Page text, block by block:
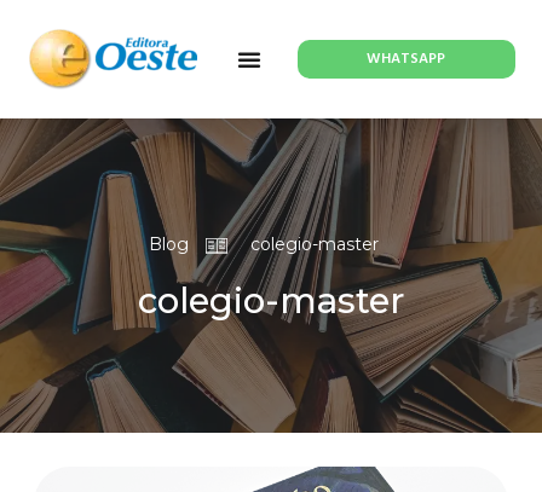
WHATSAPP
Blog colegio-master
colegio-master